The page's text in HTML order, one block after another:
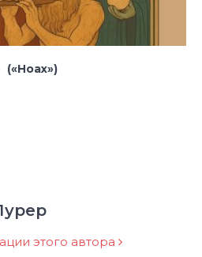
этого автора